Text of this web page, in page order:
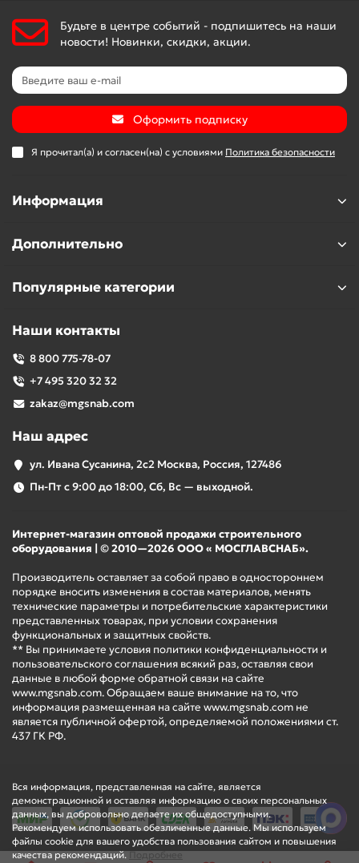
Вся информация, представленная на сайте, является
демонстрационной и оставляя информацию о своих персональных
данных, вы добровольно делаете их общедоступными.
Рекомендуем использовать обезличенные данные. Мы используем
файлы cookie для вашего удобства пользования сайтом и повышения
качества рекомендаций.Подробнее
Будьте в центре событий - подпишитесь на наши
новости! Новинки, скидки, акции.
Оформить подписку
Я прочитал(а) и согласен(на) с условиями Политика безопасности
Информация
Дополнительно
Популярные категории
Наши контакты
8 800 775-78-07
+7 495 320 32 32
zakaz@mgsnab.com
Наш адрес
ул. Ивана Сусанина, 2с2 Москва, Россия, 127486
Пн-Пт с 9:00 до 18:00, Сб, Вс — выходной.
Интернет-магазин оптовой продажи строительного
оборудования | © 2010—2026 ООО « МОСГЛАВСНАБ».
Производитель оставляет за собой право в одностороннем
порядке вносить изменения в состав материалов, менять
технические параметры и потребительские характеристики
представленных товарах, при условии сохранения
функциональных и защитных свойств.
** Вы принимаете условия политики конфиденциальности и
пользовательского соглашения всякий раз, оставляя свои
данные в любой форме обратной связи на сайте
www.mgsnab.com. Обращаем ваше внимание на то, что
информация размещенная на сайте www.mgsnab.com не
является публичной офертой, определяемой положениями ст.
437 ГК РФ.